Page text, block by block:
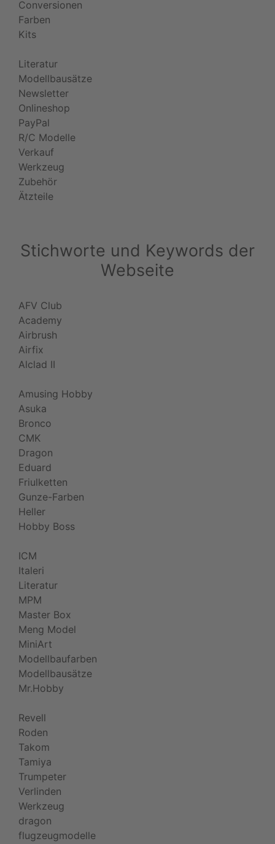
Conversionen
Farben
Kits
Literatur
Modellbausätze
Newsletter
Onlineshop
PayPal
R/C Modelle
Verkauf
Werkzeug
Zubehör
Ätzteile
Stichworte und Keywords der
Webseite
AFV Club
Academy
Airbrush
Airfix
Alclad II
Amusing Hobby
Asuka
Bronco
CMK
Dragon
Eduard
Friulketten
Gunze-Farben
Heller
Hobby Boss
ICM
Italeri
Literatur
MPM
Master Box
Meng Model
MiniArt
Modellbaufarben
Modellbausätze
Mr.Hobby
Revell
Roden
Takom
Tamiya
Trumpeter
Verlinden
Werkzeug
dragon
flugzeugmodelle